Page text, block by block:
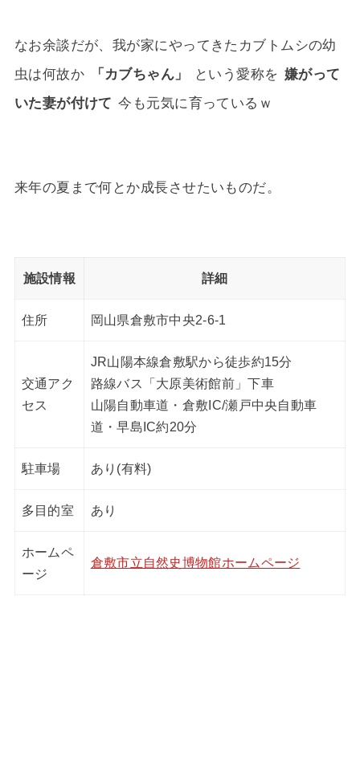
なお余談だが、我が家にやってきたカブトムシの幼
虫は何故か
「カブちゃん」 という愛称を 嫌がって
いた妻が付けて 今も元気に育っているｗ
来年の夏まで何とか成長させたいものだ。
施設情報 詳細
住所 岡山県倉敷市中央2-6-1
交通アク
セス
JR山陽本線倉敷駅から徒歩約15分
路線バス「大原美術館前」下車
山陽自動車道・倉敷IC/瀬戸中央自動車
道・早島IC約20分
駐車場 あり(有料)
多目的室 あり
ホームペ
ージ
倉敷市立自然史博物館ホームページ